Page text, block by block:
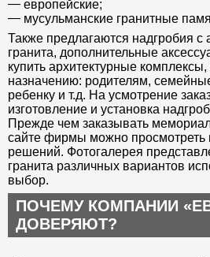
европейские;
мусульманские гранитные
Также предлагаются надгробия с
гранита, дополнительные
купить архитектурные
назначению: родителям,
ребенку и т.д. На усмотрение
изготовление и установка
Прежде чем заказывать
сайте фирмы можно просмотреть
решений. Фотогалерея
гранита различных вариантов
выбор.
ПОЧЕМУ КОМПАНИИ
ДОВЕРЯЮТ?